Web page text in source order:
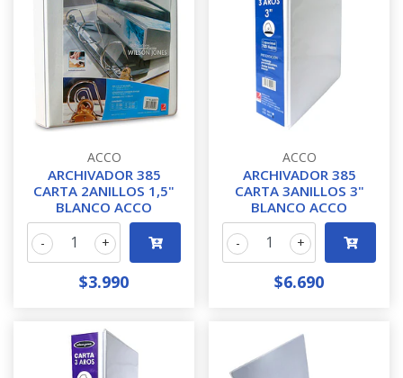
ACCO
ARCHIVADOR 385
CARTA 2ANILLOS 1,5"
BLANCO ACCO
+
-
$3.990
ACCO
ARCHIVADOR 385
CARTA 3ANILLOS 3"
BLANCO ACCO
+
-
$6.690